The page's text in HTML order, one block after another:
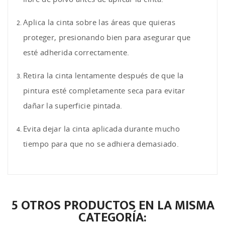
Aplica la cinta sobre las áreas que quieras
proteger, presionando bien para asegurar que
esté adherida correctamente.
Retira la cinta lentamente después de que la
pintura esté completamente seca para evitar
dañar la superficie pintada.
Evita dejar la cinta aplicada durante mucho
tiempo para que no se adhiera demasiado.
5 OTROS PRODUCTOS EN LA MISMA
CATEGORÍA: